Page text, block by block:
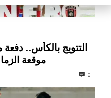
التتويج بالكأس.. دفعة
موقعة
0